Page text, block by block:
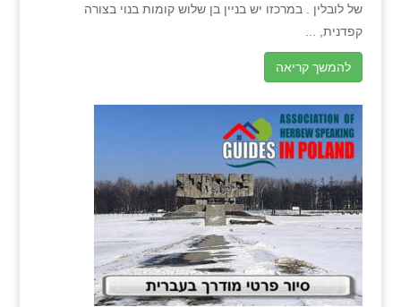
של לובלין . במרכזו יש בניין בן שלוש קומות בנוי בצורה
קפדנית, ...
להמשך קריאה